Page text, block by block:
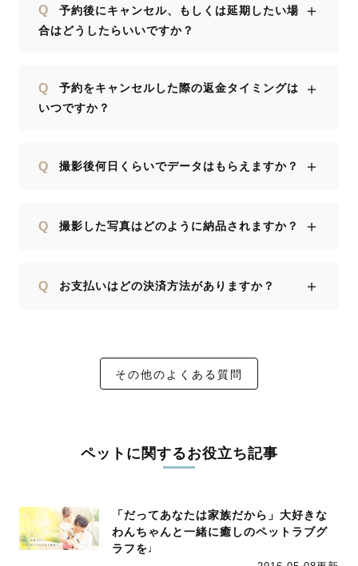
Q
予約後にキャンセル、もしくは延期したい場
合はどうしたらいいですか？
＋
Q
予約をキャンセルした際の返金タイミングは
いつですか？
＋
Q 撮影後何日くらいでデータはもらえますか？ ＋
Q 撮影した写真はどのように納品されますか？ ＋
Q お支払いはどの決済方法がありますか？ ＋
その他のよくある質問
ペットに関するお役立ち記事
「だってあなたは家族だから」大好きな
わんちゃんと一緒に癒しのペットラブグ
ラフを♩